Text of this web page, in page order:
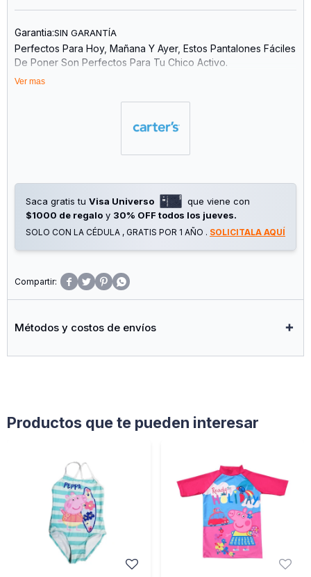
Garantia:SIN GARANTÍA
Perfectos Para Hoy, Mañana Y Ayer, Estos Pantalones Fáciles
De Poner Son Perfectos Para Tu Chico Activo.
Ver mas
Saca gratis tu Visa Universo
que viene con
$1000 de regalo y 30% OFF todos los jueves.
SOLO CON LA CÉDULA , GRATIS POR 1 AÑO . SOLICITALA AQUÍ
   
Métodos y costos de envíos
Productos que te pueden interesar